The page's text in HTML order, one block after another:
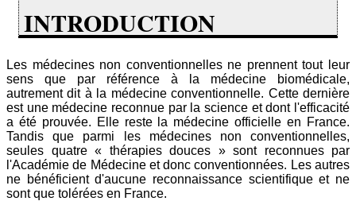
INTRODUCTION
Les médecines non conventionnelles ne prennent tout leur
sens que par référence à la médecine biomédicale,
autrement dit à la médecine conventionnelle. Cette dernière
est une médecine reconnue par la science et dont l'efficacité
a été prouvée. Elle reste la médecine officielle en France.
Tandis que parmi les médecines non conventionnelles,
seules quatre « thérapies douces » sont reconnues par
l'Académie de Médecine et donc conventionnées. Les autres
ne bénéficient d'aucune reconnaissance scientifique et ne
sont que tolérées en France.